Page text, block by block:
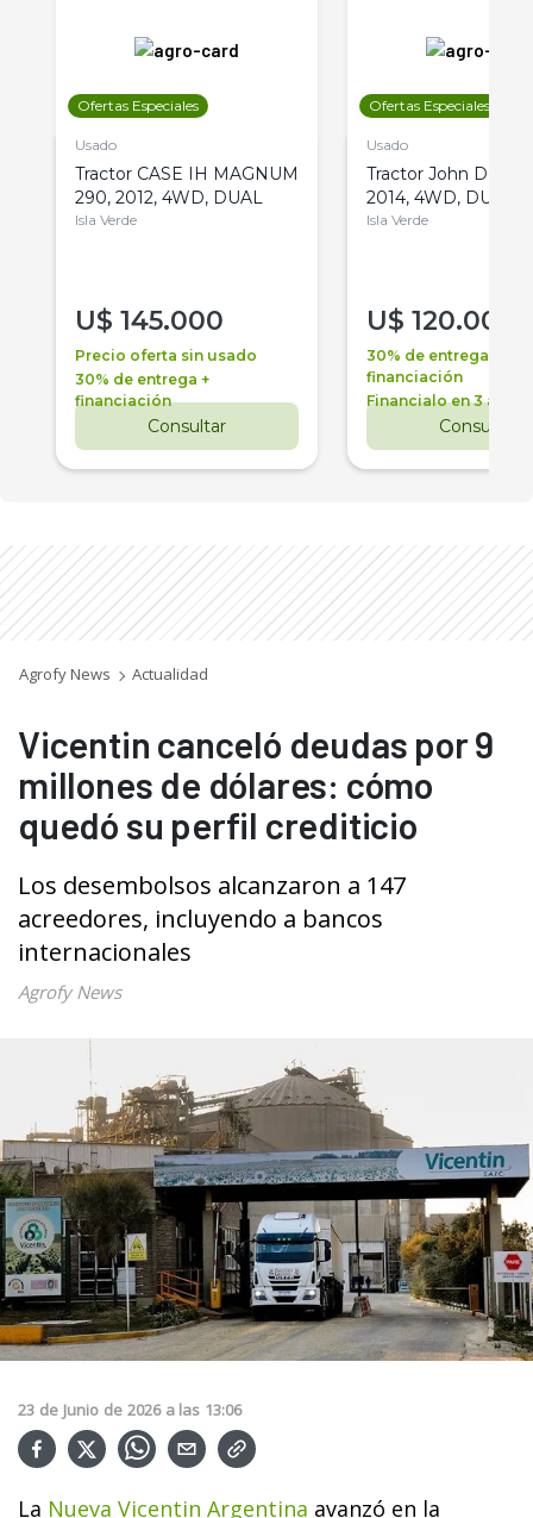
Ofertas Especiales
Usado
Tractor CASE IH MAGNUM
290, 2012, 4WD, DUAL
Isla Verde
U$ 145.000
Precio oferta sin usado
30% de entrega +
financiación
Consultar
Ofertas Especiales
Usado
Tractor John Deere
2014, 4WD, DUAL
Isla Verde
U$ 120.000
30% de entrega +
financiación
Financialo en 3 años
Consultar
Agrofy News Actualidad
Vicentin canceló deudas por 9
millones de dólares: cómo
quedó su perfil crediticio
Los desembolsos alcanzaron a 147
acreedores, incluyendo a bancos
internacionales
Agrofy News
23 de Junio de 2026 a las 13:06
La Nueva Vicentin Argentina avanzó en la